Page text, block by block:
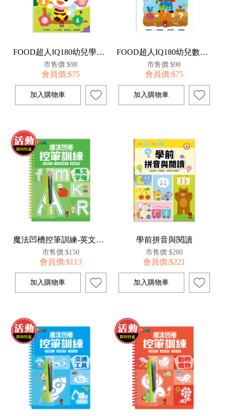
FOOD超人IQ180幼兒學習訓練遊戲書-123數字
市售價:$98
會員價:$75
FOOD超人IQ180幼兒數學訓練遊戲書-加法練習
市售價:$98
會員價:$75
魔法凹槽控筆訓練-英文字母
市售價:$150
會員價:$113
學前拼音與閱讀
市售價:$280
會員價:$221